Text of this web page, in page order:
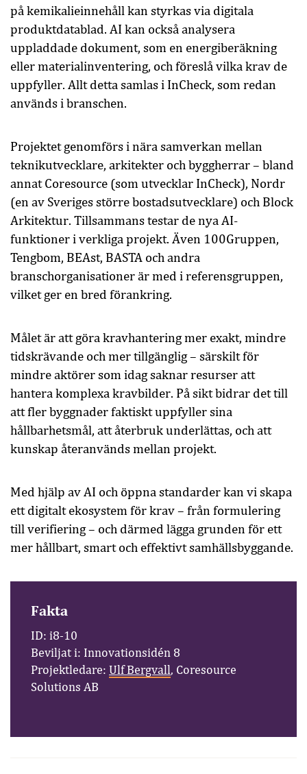
på kemikalieinnehåll kan styrkas via digitala
produktdatablad. AI kan också analysera
uppladdade dokument, som en energiberäkning
eller materialinventering, och föreslå vilka krav de
uppfyller. Allt detta samlas i InCheck, som redan
används i branschen.
Projektet genomförs i nära samverkan mellan
teknikutvecklare, arkitekter och byggherrar – bland
annat Coresource (som utvecklar InCheck), Nordr
(en av Sveriges större bostadsutvecklare) och Block
Arkitektur. Tillsammans testar de nya AI-
funktioner i verkliga projekt. Även 100Gruppen,
Tengbom, BEAst, BASTA och andra
branschorganisationer är med i referensgruppen,
vilket ger en bred förankring.
Målet är att göra kravhantering mer exakt, mindre
tidskrävande och mer tillgänglig – särskilt för
mindre aktörer som idag saknar resurser att
hantera komplexa kravbilder. På sikt bidrar det till
att fler byggnader faktiskt uppfyller sina
hållbarhetsmål, att återbruk underlättas, och att
kunskap återanvänds mellan projekt.
Med hjälp av AI och öppna standarder kan vi skapa
ett digitalt ekosystem för krav – från formulering
till verifiering – och därmed lägga grunden för ett
mer hållbart, smart och effektivt samhällsbyggande.
Fakta
ID: i8-10
Beviljat i: Innovationsidén 8
Projektledare: Ulf Bergvall, Coresource
Solutions AB